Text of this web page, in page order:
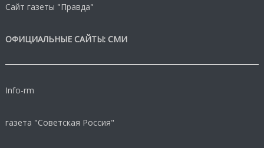
Сайт газеты "Правда"
ОФИЦИАЛЬНЫЕ САЙТЫ: СМИ
Info-rm
газета "Советская Россия"